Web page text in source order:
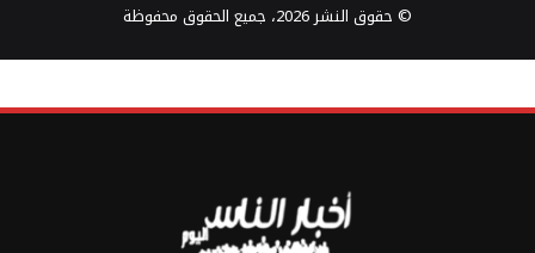
© حقوق النشر 2026، جميع الحقوق محفوظة